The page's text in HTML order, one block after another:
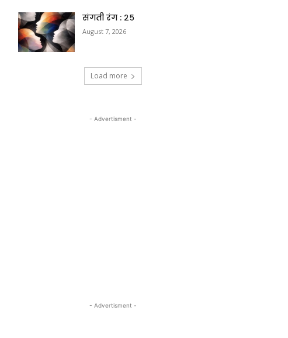
संगती रंग : २५
August 7, 2026
Load more
- Advertisment -
- Advertisment -